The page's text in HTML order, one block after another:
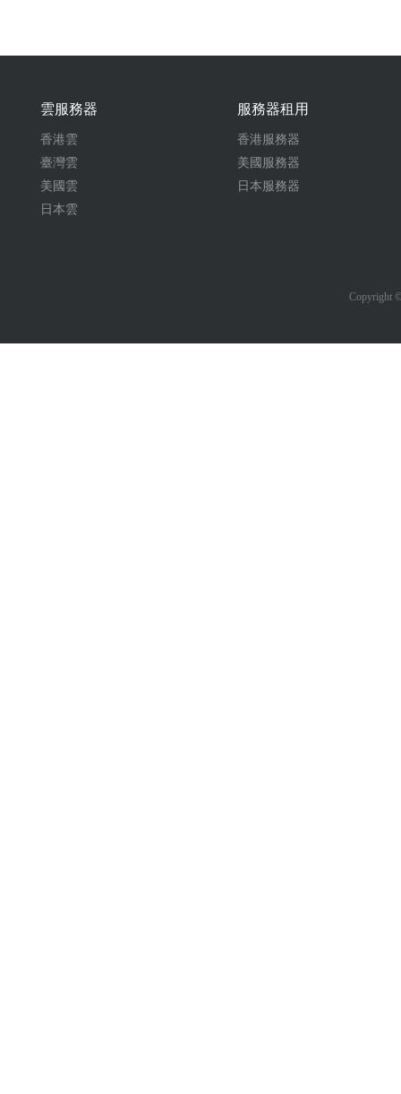
雲服務器
香港雲
臺灣雲
美國雲
日本雲
服務器租用
香港服務器
美國服務器
日本服務器
Copyright